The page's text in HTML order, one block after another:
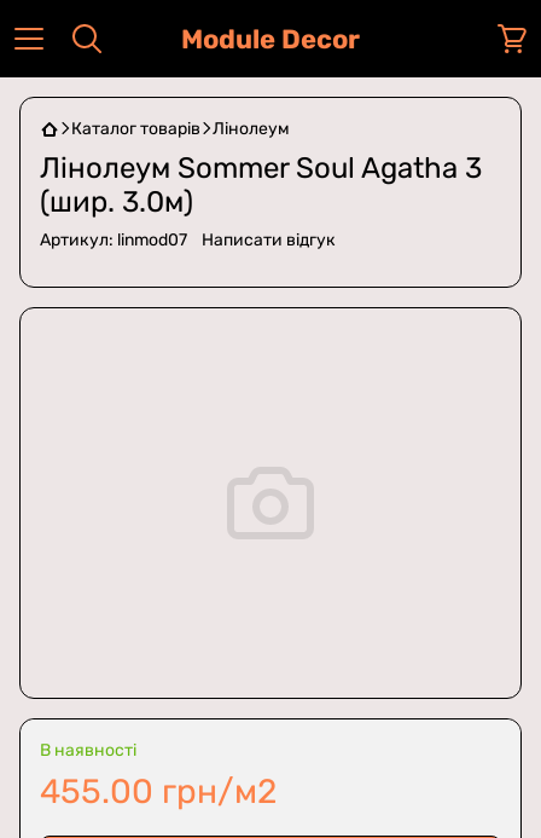
Module Decor
Каталог товарів Лінолеум
Лінолеум Sommer Soul Agatha 3
(шир. 3.0м)
Артикул: linmod07 Написати відгук
В наявності
455.00 грн/м2